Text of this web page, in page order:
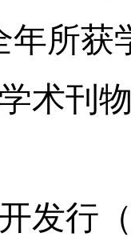
年所获
术刊
发行